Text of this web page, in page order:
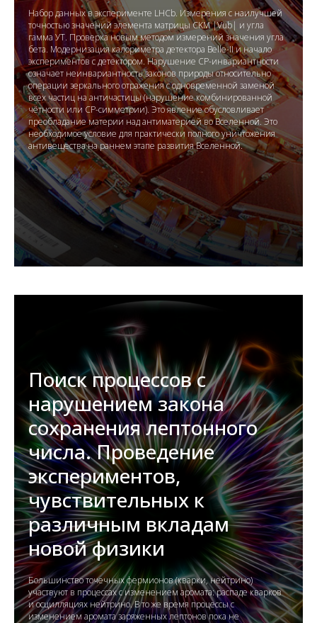
Набор данных в эксперименте LHCb. Измерения с наилучшей
точностью значений элемента матрицы CKM |Vub| и угла
гамма УТ. Проверка новым методом измерений значения угла
бета. Модернизация калориметра детектора Belle-II и начало
экспериментов с детектором. Нарушение CP-инвариантности
означает неинвариантность законов природы относительно
операции зеркального отражения с одновременной заменой
всех частиц на античастицы (нарушение комбинированной
чётности или CP-симметрии). Это явление обусловливает
преобладание материи над антиматерией во Вселенной. Это
необходимое условие для практически полного уничтожения
антивещества на раннем этапе развития Вселенной.
Поиск процессов с
нарушением закона
сохранения лептонного
числа. Проведение
экспериментов,
чувствительных к
различным вкладам
новой физики
Большинство точечных фермионов (кварки, нейтрино)
участвуют в процессах с изменением аромата: распаде кварков
и осцилляциях нейтрино. В то же время процессы с
изменением аромата заряженных лептонов пока не